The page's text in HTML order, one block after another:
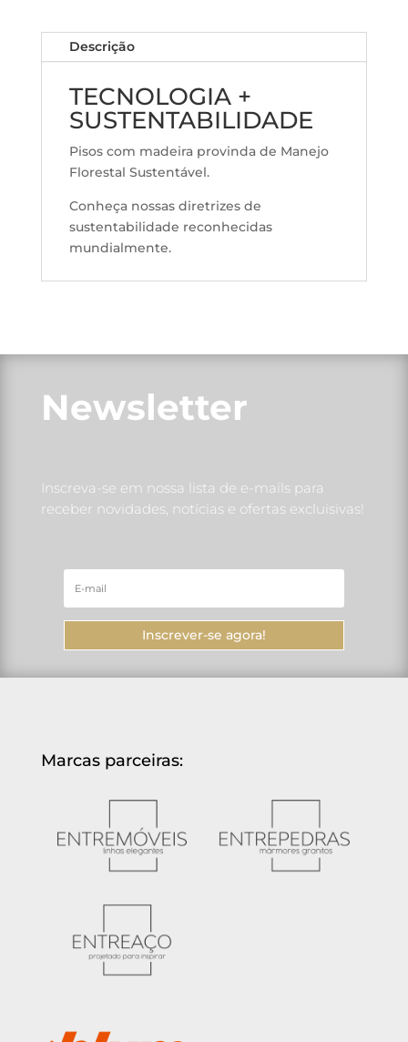
Descrição
TECNOLOGIA +
SUSTENTABILIDADE
Pisos com madeira provinda de Manejo
Florestal Sustentável.
Conheça nossas diretrizes de
sustentabilidade reconhecidas
mundialmente.
Newsletter
Inscreva-se em nossa lista de e-mails para
receber novidades, notícias e ofertas excluisivas!
Inscrever-se agora!
Marcas parceiras: